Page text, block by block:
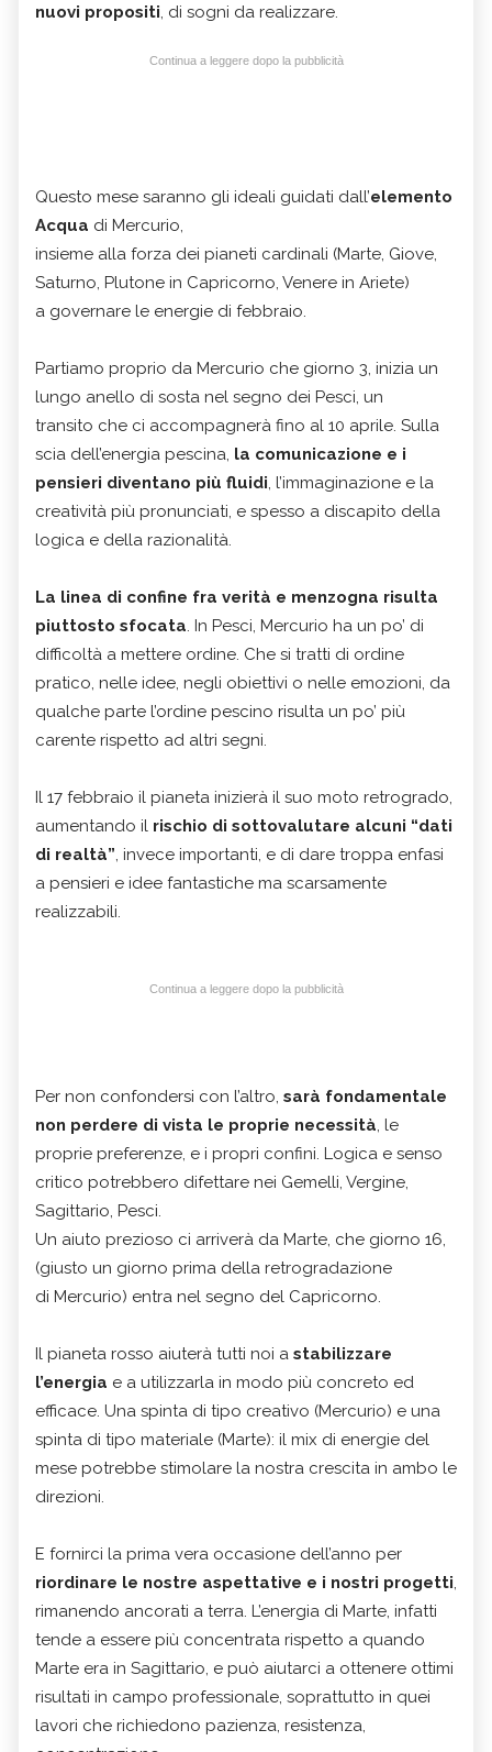
nuovi propositi, di sogni da realizzare.
Continua a leggere dopo la pubblicità
Questo mese saranno gli ideali guidati dall’elemento
Acqua di Mercurio,
insieme alla forza dei pianeti cardinali (Marte, Giove,
Saturno, Plutone in Capricorno, Venere in Ariete)
a governare le energie di febbraio.
Partiamo proprio da Mercurio che giorno 3, inizia un
lungo anello di sosta nel segno dei Pesci, un
transito che ci accompagnerà fino al 10 aprile. Sulla
scia dell’energia pescina, la comunicazione e i
pensieri diventano più fluidi, l’immaginazione e la
creatività più pronunciati, e spesso a discapito della
logica e della razionalità.
La linea di confine fra verità e menzogna risulta
piuttosto sfocata. In Pesci, Mercurio ha un po’ di
difficoltà a mettere ordine. Che si tratti di ordine
pratico, nelle idee, negli obiettivi o nelle emozioni, da
qualche parte l’ordine pescino risulta un po’ più
carente rispetto ad altri segni.
Il 17 febbraio il pianeta inizierà il suo moto retrogrado,
aumentando il rischio di sottovalutare alcuni “dati
di realtà”, invece importanti, e di dare troppa enfasi
a pensieri e idee fantastiche ma scarsamente
realizzabili.
Continua a leggere dopo la pubblicità
Per non confondersi con l’altro, sarà fondamentale
non perdere di vista le proprie necessità, le
proprie preferenze, e i propri confini. Logica e senso
critico potrebbero difettare nei Gemelli, Vergine,
Sagittario, Pesci.
Un aiuto prezioso ci arriverà da Marte, che giorno 16,
(giusto un giorno prima della retrogradazione
di Mercurio) entra nel segno del Capricorno.
Il pianeta rosso aiuterà tutti noi a stabilizzare
l’energia e a utilizzarla in modo più concreto ed
efficace. Una spinta di tipo creativo (Mercurio) e una
spinta di tipo materiale (Marte): il mix di energie del
mese potrebbe stimolare la nostra crescita in ambo le
direzioni.
E fornirci la prima vera occasione dell’anno per
riordinare le nostre aspettative e i nostri progetti,
rimanendo ancorati a terra. L’energia di Marte, infatti
tende a essere più concentrata rispetto a quando
Marte era in Sagittario, e può aiutarci a ottenere ottimi
risultati in campo professionale, soprattutto in quei
lavori che richiedono pazienza, resistenza,